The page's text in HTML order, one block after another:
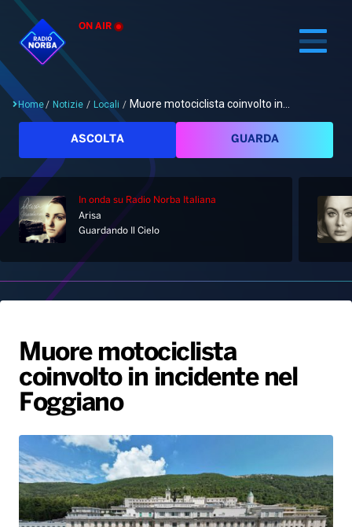
ON AIR
Cerca
Home
Palinsesto
Hit Dance
Giochi&Concorsi
PALATOUR
Notizie
Locali
Musica e Spettacolo
Sport
Radio Norba Consiglia
Leggerissime
Playlist
Generale
Notiziario
Interviste
Oroscopo
Speciale Astrabilia 2026
Gallery
Radio Norba News TV
Voce al Bari
Battiti Live 2026
Gallery
Home/ Notizie / Locali / Muore motociclista coinvolto in...
ASCOLTA GUARDA
In onda su Radio Norba Italiana
Arisa
Guardando Il Cielo
Muore motociclista
coinvolto in incidente nel
Foggiano